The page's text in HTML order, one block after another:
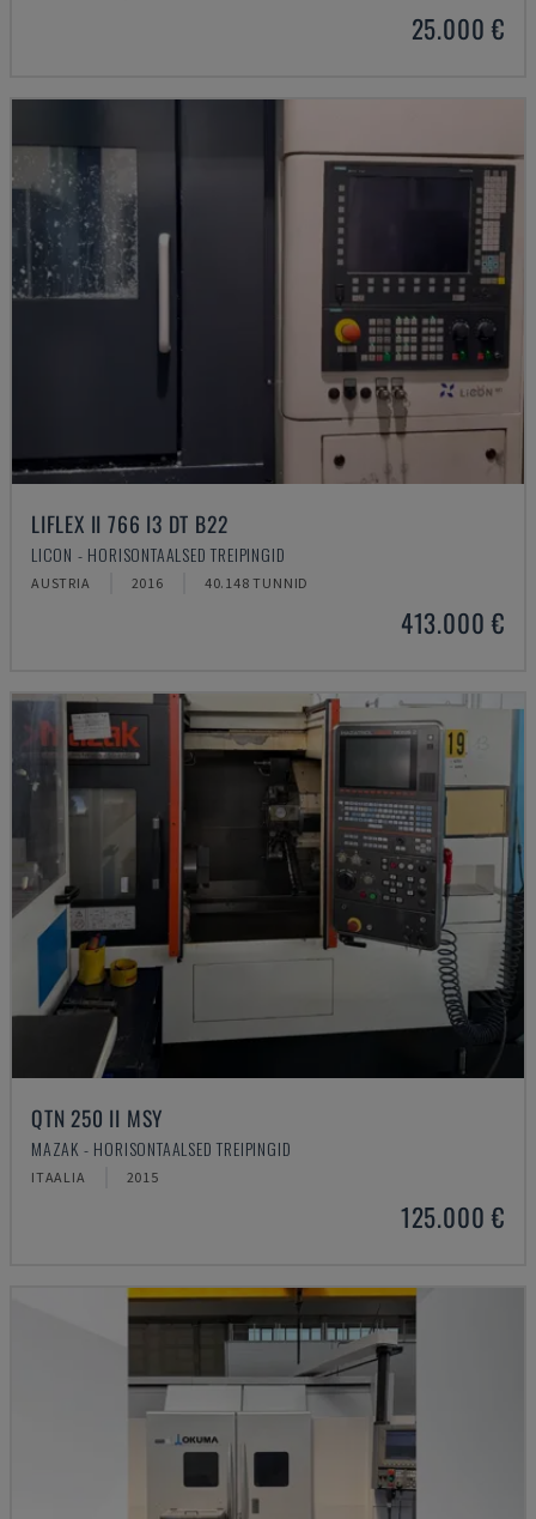
25.000 €
LIFLEX II 766 I3 DT B22
LICON - HORISONTAALSED TREIPINGID
AUSTRIA 2016 40.148 TUNNID
413.000 €
QTN 250 II MSY
MAZAK - HORISONTAALSED TREIPINGID
ITAALIA 2015
125.000 €